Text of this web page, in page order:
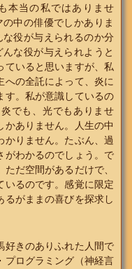
本当の私ではありませ
中の俳優でしかありま
役が与えられるのか分
な役が与えられようと
ていると思いますが、私
への全託によって、炎に
す。私が意識しているの
でも、光でもありませ
かありません。人生の中
かりません。たぶん、過
がわかるのでしょう。で
だ空間があるだけで、
いるのです。感覚に限定
るがままの喜びを探求し
好きのありふれた人間で
プログラミング（神経言